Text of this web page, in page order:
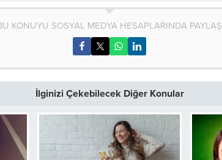
KONUYU SOSYAL MEDYA HESAPLARINDA PAYLAŞ
İlginizi Çekebilecek Diğer Konular